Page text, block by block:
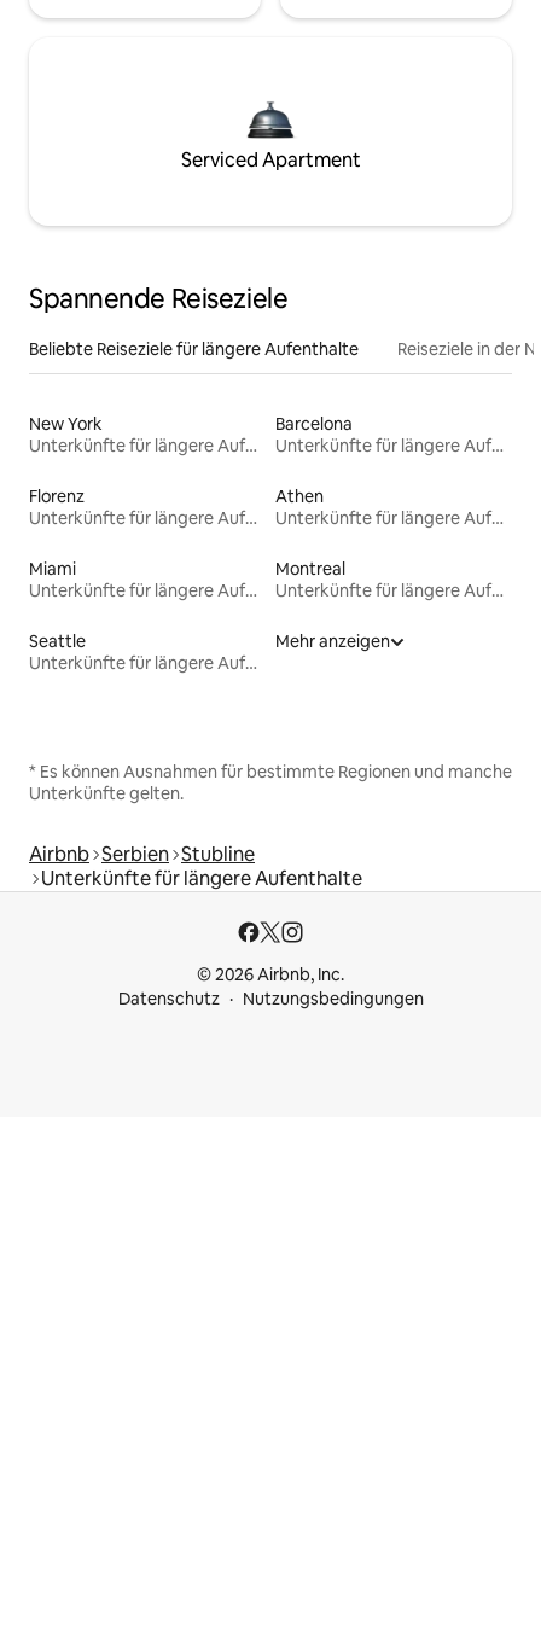
Serviced Apartment
Spannende Reiseziele
Beliebte Reiseziele für längere Aufenthalte Reiseziele in der
New York
Unterkünfte für längere Aufenthalte
Barcelona
Unterkünfte für längere Aufenthalte
Florenz
Unterkünfte für längere Aufenthalte
Athen
Unterkünfte für längere Aufenthalte
Miami
Unterkünfte für längere Aufenthalte
Montreal
Unterkünfte für längere Aufenthalte
Seattle
Unterkünfte für längere Aufenthalte
Mehr anzeigen
* Es können Ausnahmen für bestimmte Regionen und manche
Unterkünfte gelten.
Airbnb Serbien Stubline
Unterkünfte für längere Aufenthalte
© 2026 Airbnb, Inc.
Datenschutz
Nutzungsbedingungen